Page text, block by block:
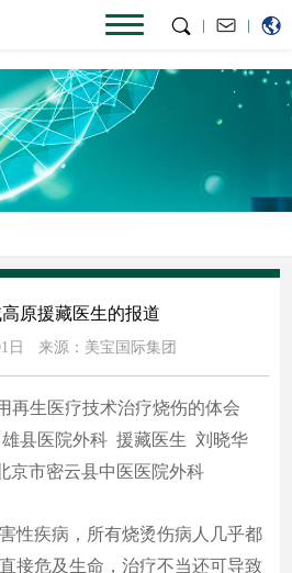
|
|
原援藏医生的报道
日 来源：美宝国际集团
再生医疗技术治疗烧伤的体会
县医院外科 援藏医生 刘晓华
京市密云县中医医院外科
性疾病，所有烧烫伤病人几乎都
接危及生命，治疗不当还可导致